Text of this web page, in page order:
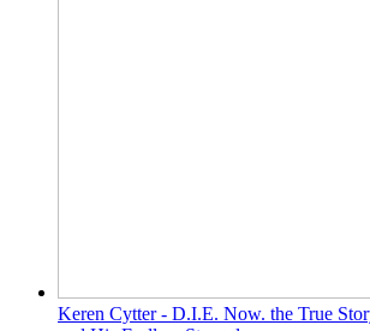
Keren Cytter - D.I.E. Now. the True